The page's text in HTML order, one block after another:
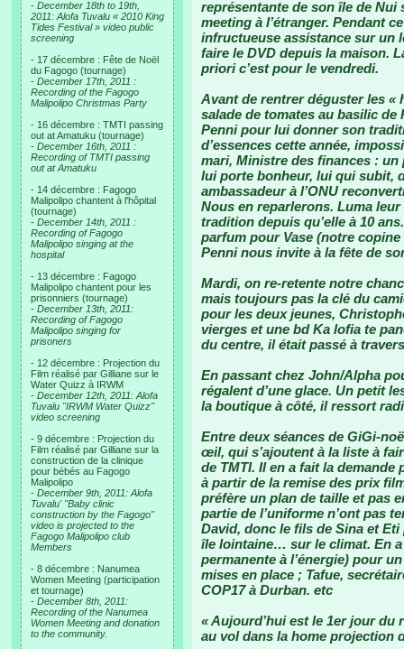
- December 18th to 19th,
2011: Alofa Tuvalu « 2010 King
Tides Festival » video public
screening
- 17 décembre : Fête de Noël
du Fagogo (tournage)
- December 17th, 2011 :
Recording of the Fagogo
Malipolipo Christmas Party
- 16 décembre : TMTI passing
out at Amatuku (tournage)
- December 16th, 2011 :
Recording of TMTI passing
out at Amatuku
- 14 décembre : Fagogo
Malipolipo chantent à l'hôpital
(tournage)
- December 14th, 2011 :
Recording of Fagogo
Malipolipo singing at the
hospital
- 13 décembre : Fagogo
Malipolipo chantent pour les
prisonniers (tournage)
- December 13th, 2011:
Recording of Fagogo
Malipolipo singing for
prisoners
- 12 décembre : Projection du
Film réalisé par Gilliane sur le
Water Quizz à IRWM
- December 12th, 2011: Alofa
Tuvalu "IRWM Water Quizz"
video screening
- 9 décembre : Projection du
Film réalisé par Gilliane sur la
construction de la clinique
pour bébés au Fagogo
Malipolipo
- December 9th, 2011: Alofa
Tuvalu' "Baby clinic
construction by the Fagogo"
video is projected to the
Fagogo Malipolipo club
Members
- 8 décembre : Nanumea
Women Meeting (participation
et tournage)
- December 8th, 2011:
Recording of the Nanumea
Women Meeting and donation
to the community.
représentante de son île de Nui
meeting à l’étranger. Pendant
infructueuse assistance sur un
faire le DVD depuis la maison.
priori c’est pour le vendredi.
Avant de rentrer déguster les «
salade de tomates au basilic
Penni pour lui donner son
d’essences cette année,
mari, Ministre des finances : un
lui porte bonheur, lui qui subit,
ambassadeur à l’ONU
Nous en reparlerons. Luma
tradition depuis qu’elle à 10
parfum pour Vase (notre
Penni nous invite à la fête de
Mardi, on re-retente notre
mais toujours pas la clé du
pour les deux jeunes,
vierges et une bd Ka lofia te
du centre, il était passé à
En passant chez John/Alpha
régalent d’une glace. Un petit
la boutique à côté, il ressort
Entre deux séances de GiGi-
œil, qui s’ajoutent à la liste à
de TMTI. Il en a fait la
à partir de la remise des prix
préfère un plan de taille et pas
partie de l’uniforme n’ont pas
David, donc le fils de Sina et
île lointaine… sur le climat. En a
permanente à l’énergie) pour
mises en place ; Tafue,
COP17 à Durban. etc
« Aujourd’hui est le 1er jour
au vol dans la home projection